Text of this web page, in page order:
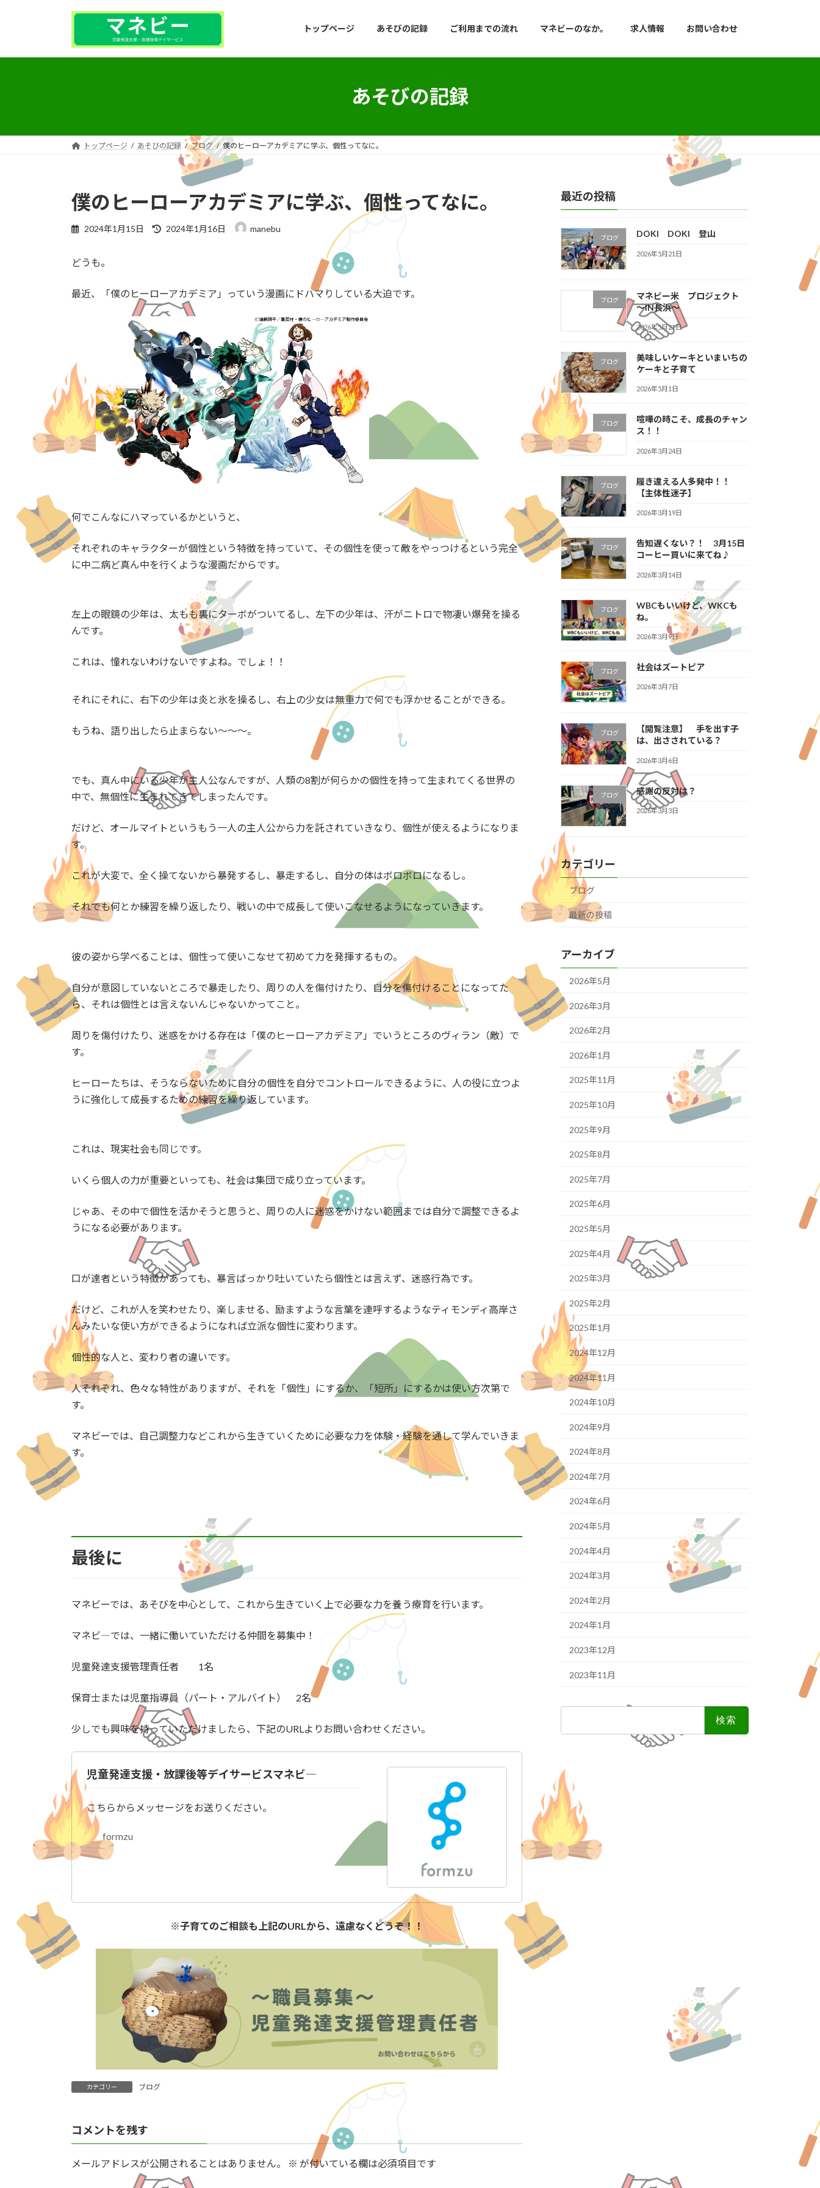
プ
動
トップページ あそびの記録 ご利用までの流れ マネビーのなか。 求人情報 お問い合わせ
あそびの記録
トップページ あそびの記録 ブログ 僕のヒーローアカデミアに学ぶ、個性ってなに。
僕のヒーローアカデミアに学ぶ、個性ってなに。
2024年1月15日
最
2024年1月16日 manebu
どうも。
最近、「僕のヒーローアカデミア」っていう漫画にドハマりしている大迫です。
何でこんなにハマっているかというと、
それぞれのキャラクターが個性という特徴を持っていて、その個性を使って敵をやっつけるという完全
に中二病ど真ん中を行くような漫画だからです。
左上の眼鏡の少年は、太もも裏にターボがついてるし、左下の少年は、汗がニトロで物凄い爆発を操る
んです。
これは、憧れないわけないですよね。でしょ！！
それにそれに、右下の少年は炎と氷を操るし、右上の少女は無重力で何でも浮かせることができる。
もうね、語り出したら止まらない～～～。
でも、真ん中にいる少年が主人公なんですが、人類の8割が何らかの個性を持って生まれてくる世界の
中で、無個性に生まれてきてしまったんです。
だけど、オールマイトというもう一人の主人公から力を託されていきなり、個性が使えるようになりま
す。
これが大変で、全く操てないから暴発するし、暴走するし、自分の体はボロボロになるし。
それでも何とか練習を繰り返したり、戦いの中で成長して使いこなせるようになっていきます。
彼の姿から学べることは、個性って使いこなせて初めて力を発揮するもの。
自分が意図していないところで暴走したり、周りの人を傷付けたり、自分を傷付けることになってた
ら、それは個性とは言えないんじゃないかってこと。
周りを傷付けたり、迷惑をかける存在は「僕のヒーローアカデミア」でいうところのヴィラン（敵）で
す。
ヒーローたちは、そうならないために自分の個性を自分でコントロールできるように、人の役に立つよ
うに強化して成長するための練習を繰り返しています。
これは、現実社会も同じです。
いくら個人の力が重要といっても、社会は集団で成り立っています。
じゃあ、その中で個性を活かそうと思うと、周りの人に迷惑をかけない範囲までは自分で調整できるよ
うになる必要があります。
口が達者という特徴があっても、暴言ばっかり吐いていたら個性とは言えず、迷惑行為です。
だけど、これが人を笑わせたり、楽しませる、励ますような言葉を連呼するようなティモンディ高岸さ
んみたいな使い方ができるようになれば立派な個性に変わります。
個性的な人と、変わり者の違いです。
人それぞれ、色々な特性がありますが、それを「個性」にするか、「短所」にするかは使い方次第で
す。
マネビーでは、自己調整力などこれから生きていくために必要な力を体験・経験を通して学んでいきま
す。
最後に
マネビーでは、あそびを中心として、これから生きていく上で必要な力を養う療育を行います。
マネビ―では、一緒に働いていただける仲間を募集中！
児童発達支援管理責任者 1名
保育士または児童指導員（パート・アルバイト） 2名
少しでも興味を持っていただけましたら、下記のURLよりお問い合わせください。
児童発達支援・放課後等デイサービスマネビ―
こちらからメッセージをお送りください。
formzu
※子育てのご相談も上記のURLから、遠慮なくどうぞ！！
カテゴリー ブログ
コメントを残す
メールアドレスが公開されることはありません。 ※ が付いている欄は必須項目です
最近の投稿
ブログ DOKI DOKI 登山
2026年5月21日
ブログ
マネビー米 プロジェクト
～IN長浜～
2026年5月21日
ブログ
美味しいケーキといまいちの
ケーキと子育て
2026年5月1日
ブログ
喧嘩の時こそ、成長のチャン
ス！！
2026年3月24日
ブログ
履き違える人多発中！！
【主体性迷子】
2026年3月19日
ブログ
告知遅くない？！ 3月15日
コーヒー買いに来てね♪
2026年3月14日
ブログ
WBCもいいけど、WKCも
ね。
2026年3月9日
ブログ 社会はズートピア
2026年3月7日
ブログ
【閲覧注意】 手を出す子
は、出さされている？
2026年3月6日
ブログ 感謝の反対は？
2026年3月3日
カテゴリー
ブログ
最新の投稿
アーカイブ
2026年5月
2026年3月
2026年2月
2026年1月
2025年11月
2025年10月
2025年9月
2025年8月
2025年7月
2025年6月
2025年5月
2025年4月
2025年3月
2025年2月
2025年1月
2024年12月
2024年11月
2024年10月
2024年9月
2024年8月
2024年7月
2024年6月
2024年5月
2024年4月
2024年3月
2024年2月
2024年1月
2023年12月
2023年11月